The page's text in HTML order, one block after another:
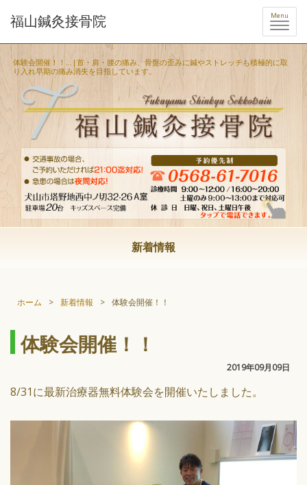
体験会開催！！...|首・肩・腰の痛み、骨盤の歪みに鍼やストレッチも積極的に取
り入れ早期の痛み消失を目指しています。
福山鍼灸接骨院 Menu
新着情報
ホーム > 新着情報 > 体験会開催！！
体験会開催！！
2019年09月09日
8/31に最新治療器無料体験会を開催いたしました。